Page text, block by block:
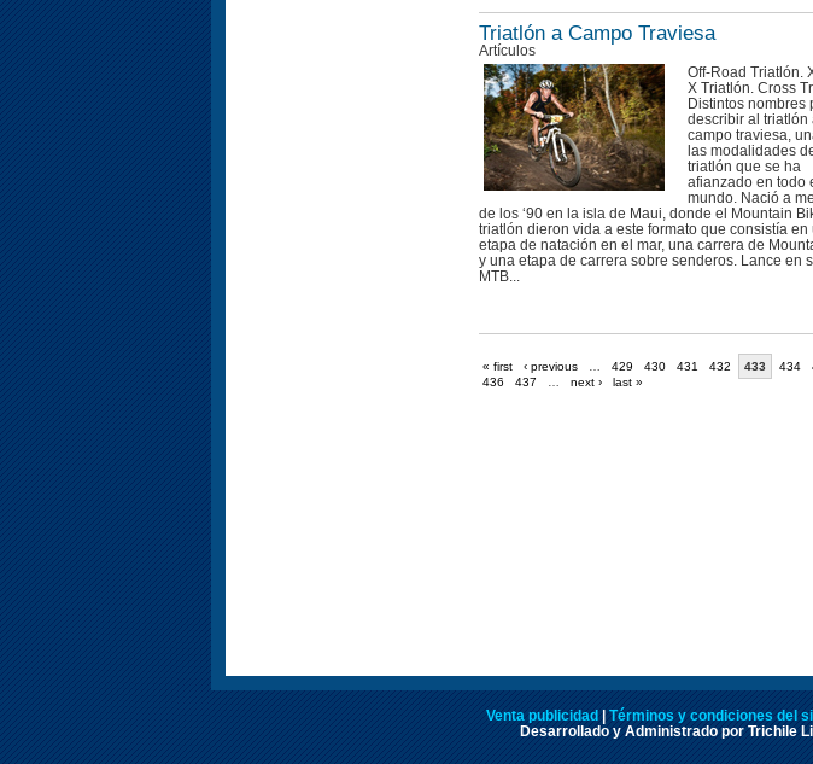
Triatlón a Campo Traviesa
Artículos
Off-Road Triatlón.
X Triatlón. Cross
Distintos nombres
describir al triatlón
campo traviesa,
las modalidades
triatlón que se ha
afianzado en todo
mundo. Nació a
de los ‘90 en la isla de Maui, donde el Mountain
triatlón dieron vida a este formato que consistía en
etapa de natación en el mar, una carrera de
y una etapa de carrera sobre senderos. Lance en
MTB...
« first ‹ previous … 429 430 431 432 433 434
436
437 … next › last »
Venta publicidad Términos y condiciones del
Desarrollado y Administrado por Trichile